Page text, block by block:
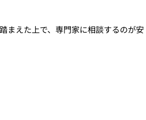
まえた上で、専門家に相談するのが安